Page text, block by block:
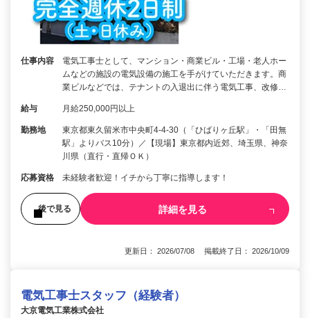
仕事内容
電気工事士として、マンション・商業ビル・工場・老人ホー
ムなどの施設の電気設備の施工を手がけていただきます。商
業ビルなどでは、テナントの入退出に伴う電気工事、改修…
給与 月給250,000円以上
勤務地
東京都東久留米市中央町4-4-30（「ひばりヶ丘駅」・「田無
駅」よりバス10分）／【現場】東京都内近郊、埼玉県、神奈
川県（直行・直帰ＯＫ）
応募資格 未経験者歓迎！イチから丁寧に指導します！
後で見る 詳細を見る
更新日： 2026/07/08 掲載終了日： 2026/10/09
電気工事士スタッフ（経験者）
大京電気工業株式会社